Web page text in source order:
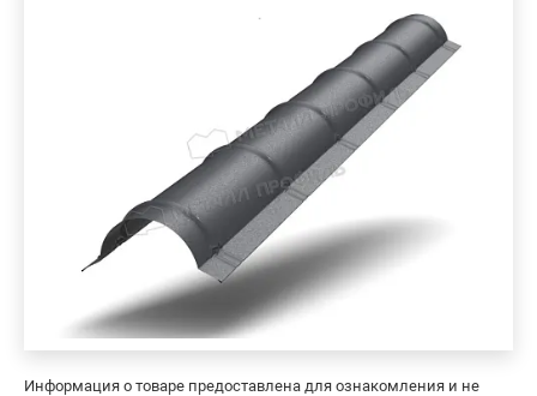
Информация о товаре предоставлена для ознакомления и не